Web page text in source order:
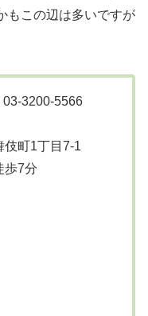
もこの辺は多いですが
3200-5566
伎町1丁目7-1
歩7分